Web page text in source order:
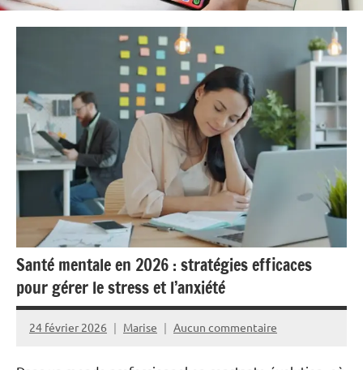
Santé mentale en 2026 : stratégies efficaces
pour gérer le stress et l’anxiété
24 février 2026 Marise Aucun commentaire